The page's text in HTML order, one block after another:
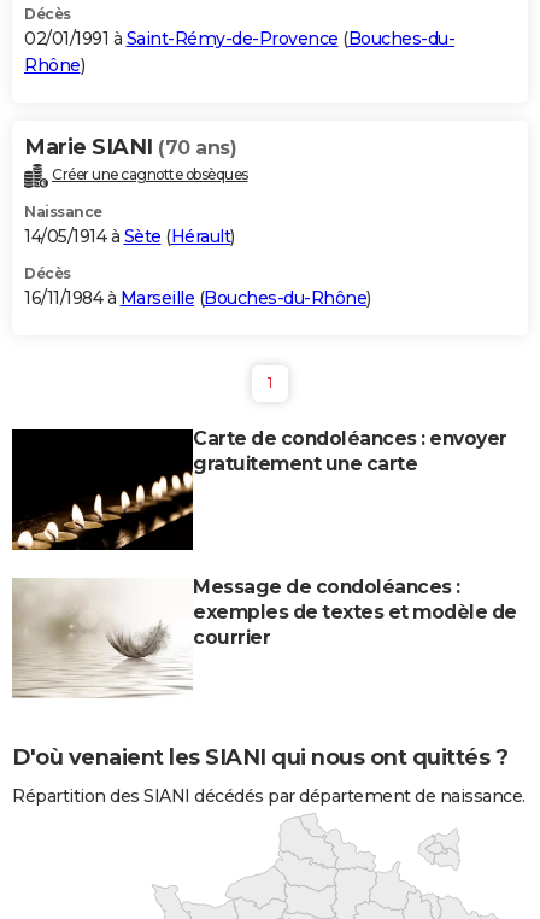
Décès
02/01/1991 à Saint-Rémy-de-Provence (Bouches-du-
Rhône)
Marie SIANI (70 ans)
Créer une cagnotte obsèques
Naissance
14/05/1914 à Sète (Hérault)
Décès
16/11/1984 à Marseille (Bouches-du-Rhône)
1
Carte de condoléances : envoyer
gratuitement une carte
Message de condoléances :
exemples de textes et modèle de
courrier
D'où venaient les SIANI qui nous ont quittés ?
Répartition des SIANI décédés par département de naissance.